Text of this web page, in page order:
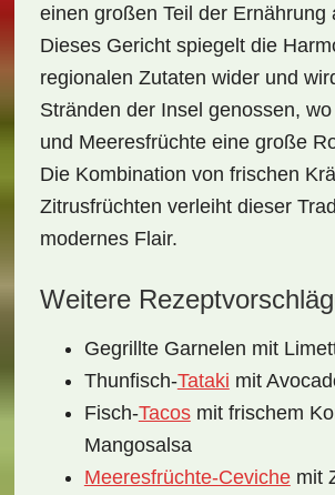
einen großen Teil der Ernährung
Dieses Gericht spiegelt die
regionalen Zutaten wider und
Stränden der Insel genossen,
und Meeresfrüchte eine große
Die Kombination von frischen
Zitrusfrüchten verleiht dieser
modernes Flair.
Weitere
Gegrillte Garnelen mit
Thunfisch-Tataki mit
Fisch-Tacosmit frischem
Mangosalsa
Meeresfrüchte-Cevichemit